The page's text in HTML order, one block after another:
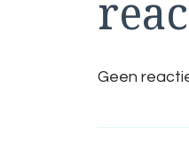
Geen